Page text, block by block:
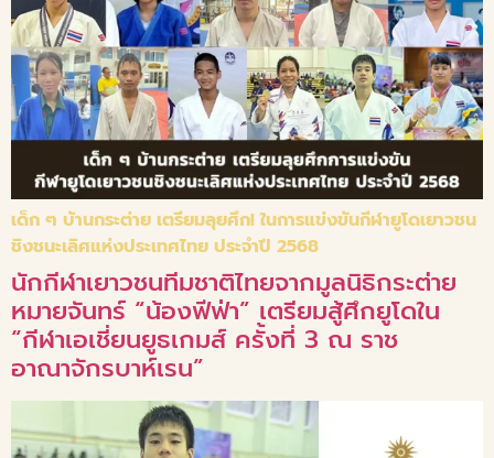
เด็ก ๆ บ้านกระต่าย เตรียมลุยศึก! ในการแข่งขันกีฬายูโดเยาวชน
ชิงชนะเลิศแห่งประเทศไทย ประจำปี 2568
นักกีฬาเยาวชนทีมชาติไทยจากมูลนิธิกระต่าย
หมายจันทร์ “น้องฟีฟ่า” เตรียมสู้ศึกยูโดใน
“กีฬาเอเชี่ยนยูธเกมส์ ครั้งที่ 3 ณ ราช
อาณาจักรบาห์เรน”